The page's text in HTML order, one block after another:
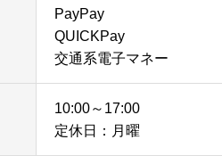
PayPay
QUICKPay
交通系電子マネー
10:00～17:00
定休日：月曜